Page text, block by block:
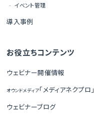
イベント管理
導入事例
お役立ちコンテンツ
ウェビナー開催情報
オウンドメディア「メディアネクプロ」
ウェビナーブログ